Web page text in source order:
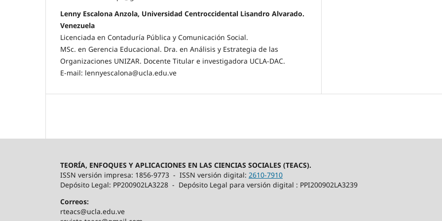
Lenny Escalona Anzola, Universidad Centroccidental Lisandro Alvarado.
Venezuela
Licenciada en Contaduría Pública y Comunicación Social.
MSc. en Gerencia Educacional. Dra. en Análisis y Estrategia de las
Organizaciones UNIZAR. Docente Titular e investigadora UCLA-DAC.
E-mail: lennyescalona@ucla.edu.ve
TEORÍA, ENFOQUES Y APLICACIONES EN LAS CIENCIAS SOCIALES (TEACS).
ISSN versión impresa: 1856-9773 - ISSN versión digital: 2610-7910
Depósito Legal: PP200902LA3228 - Depósito Legal para versión digital : PPI200902LA3239
Correos:
rteacs@ucla.edu.ve